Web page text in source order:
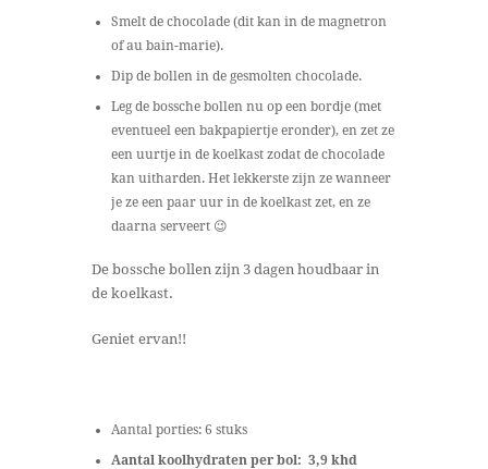
Smelt de chocolade (dit kan in de magnetron
of au bain-marie).
Dip de bollen in de gesmolten chocolade.
Leg de bossche bollen nu op een bordje (met
eventueel een bakpapiertje eronder), en zet ze
een uurtje in de koelkast zodat de chocolade
kan uitharden. Het lekkerste zijn ze wanneer
je ze een paar uur in de koelkast zet, en ze
daarna serveert 😉
De bossche bollen zijn 3 dagen houdbaar in
de koelkast.
Geniet ervan!!
Aantal porties: 6 stuks
Aantal koolhydraten per bol: 3,9 khd